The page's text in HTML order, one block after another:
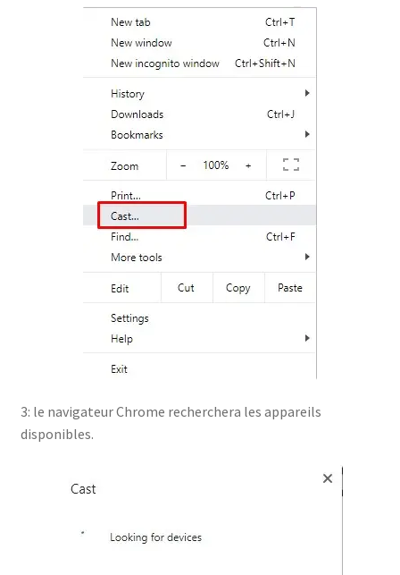
3: le navigateur Chrome recherchera les appareils
disponibles.